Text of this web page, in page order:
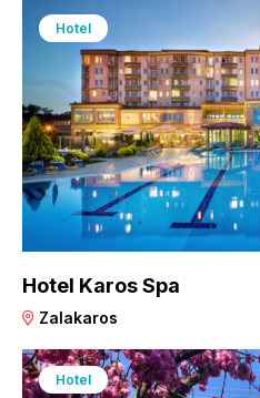
Hotel
Hotel Karos Spa
Zalakaros
Hotel